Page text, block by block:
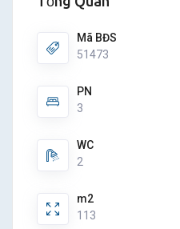
Mã BĐS
51473
PN
3
WC
2
m2
113